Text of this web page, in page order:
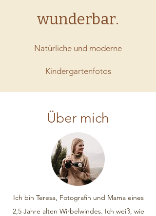
wunderbar.
Natürliche und moderne
Kindergartenfotos
Über mich
Ich bin Teresa, Fotografin und Mama eines
2,5 Jahre alten Wirbelwindes. Ich weiß, wie